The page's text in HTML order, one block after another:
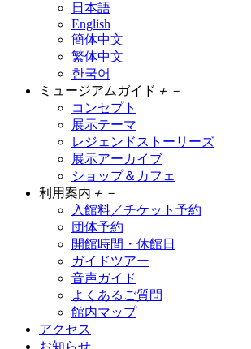
日本語
English
簡体中文
繁体中文
한국어
ミュージアムガイド ＋ －
コンセプト
展示テーマ
レジェンドストーリーズ
展示アーカイブ
ショップ＆カフェ
利用案内 ＋ －
入館料／チケット予約
団体予約
開館時間・休館日
ガイドツアー
音声ガイド
よくあるご質問
館内マップ
アクセス